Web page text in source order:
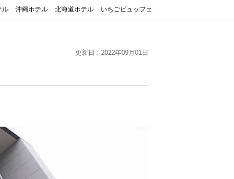
ル 沖縄ホテル 北海道ホテル いちごビュッフェ
更新日：2022年09月01日